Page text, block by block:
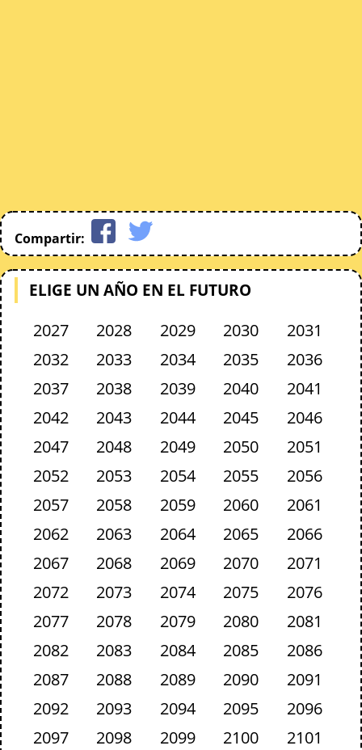
Compartir:
ELIGE UN AÑO EN EL FUTURO
2027
2028 2029 2030
2031
2032
2033 2034 2035
2036
2037
2038 2039 2040
2041
2042
2043 2044 2045
2046
2047
2048 2049 2050
2051
2052
2053 2054 2055
2056
2057
2058 2059 2060
2061
2062
2063 2064 2065
2066
2067
2068 2069 2070
2071
2072
2073 2074 2075
2076
2077
2078 2079 2080
2081
2082
2083 2084 2085
2086
2087
2088 2089 2090
2091
2092
2093 2094 2095
2096
2097
2098 2099 2100
2101